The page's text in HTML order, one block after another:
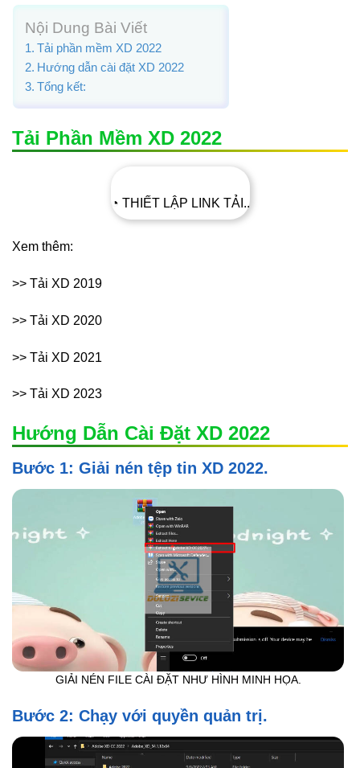
Nội Dung Bài Viết
Tải phần mềm XD 2022
Hướng dẫn cài đặt XD 2022
Tổng kết:
Tải Phần Mềm XD 2022
◔ THIẾT LẬP LINK TẢI..
Xem thêm:
>> Tải XD 2019
>> Tải XD 2020
>> Tải XD 2021
>> Tải XD 2023
Hướng Dẫn Cài Đặt XD 2022
Bước 1: Giải nén tệp tin XD 2022.
GIẢI NÉN FILE CÀI ĐẶT NHƯ HÌNH MINH HỌA.
Bước 2: Chạy với quyền quản trị.